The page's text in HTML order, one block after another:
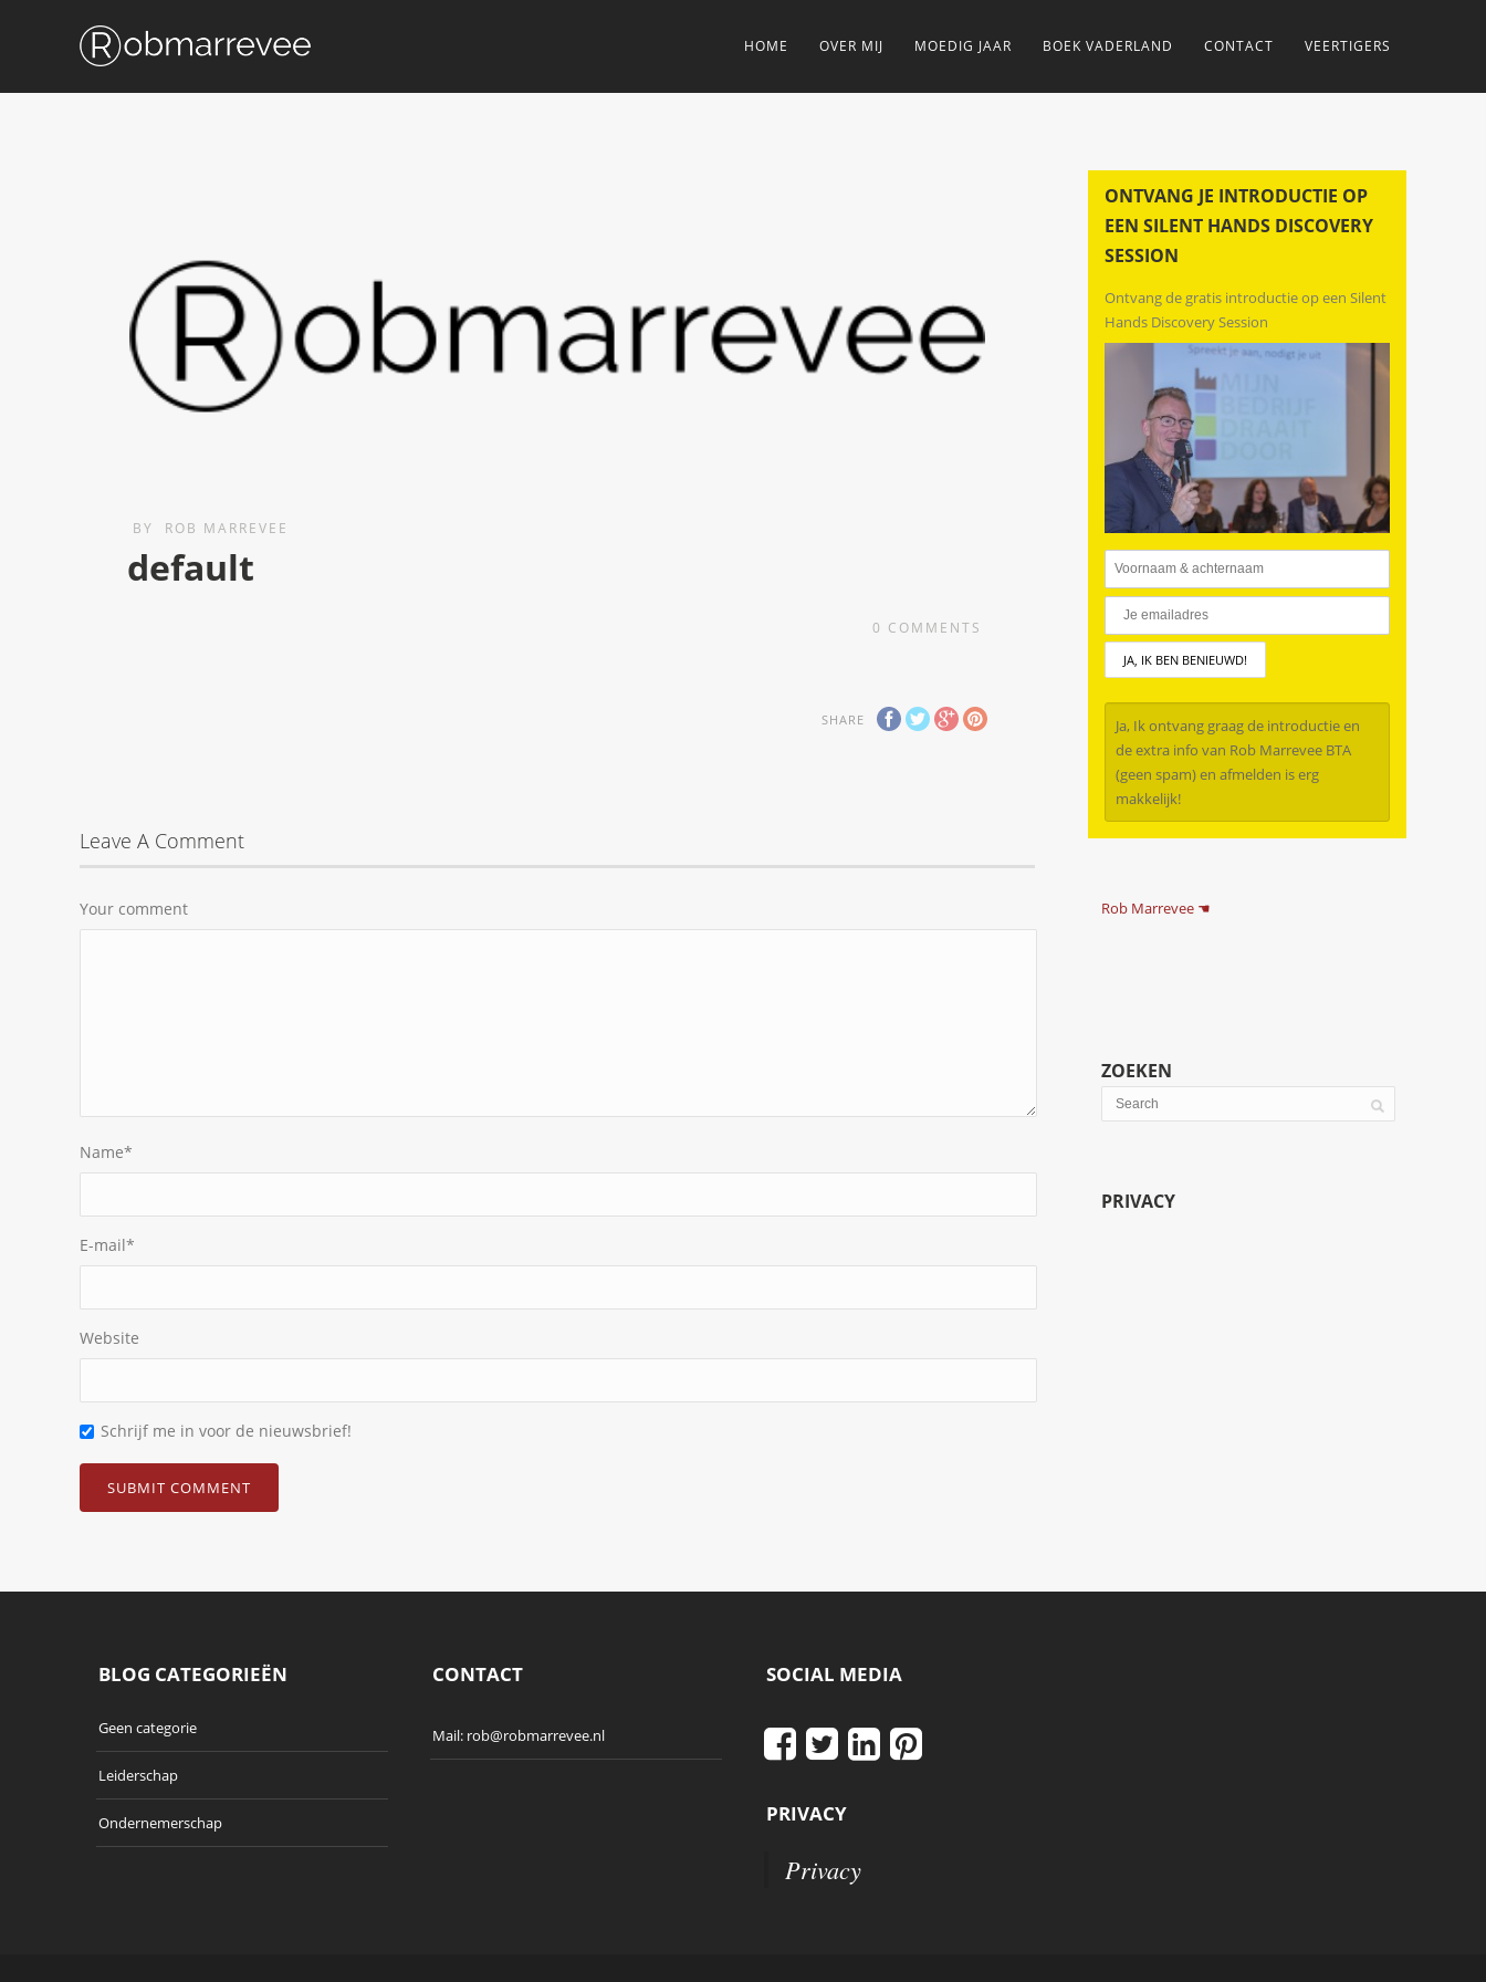
HOME OVER MIJ MOEDIG JAAR BOEK VADERLAND CONTACT VEERTIGERS
BY ROB MARREVEE
default
0 COMMENTS
SHARE
Leave A Comment
Your comment
Name*
E-mail*
Website
Schrijf me in voor de nieuwsbrief!
ONTVANG JE INTRODUCTIE OP
EEN SILENT HANDS DISCOVERY
SESSION
Ontvang de gratis introductie op een Silent
Hands Discovery Session
Ja, Ik ontvang graag de introductie en
de extra info van Rob Marrevee BTA
(geen spam) en afmelden is erg
makkelijk!
Rob Marrevee ☚
ZOEKEN
PRIVACY
BLOG CATEGORIEËN
Geen categorie
Leiderschap
Ondernemerschap
CONTACT
Mail: rob@robmarrevee.nl
SOCIAL MEDIA
PRIVACY
Privacy